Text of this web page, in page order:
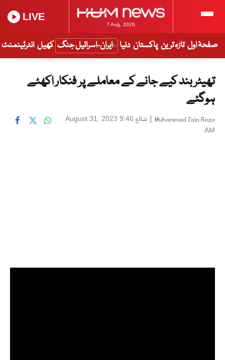
7 Aug, 2026
LIVE
صفحۂ اول تازہ ترین پاکستان دنیا ایران-اسرائیل جنگ کھیل انٹرٹینمنٹ
تھیٹر بند کیے جانے کے معاملے پر فنکار اکھٹے
ہوگئے
Muhammad Zain Raza
| شائع August 31, 2023 9:46
AM